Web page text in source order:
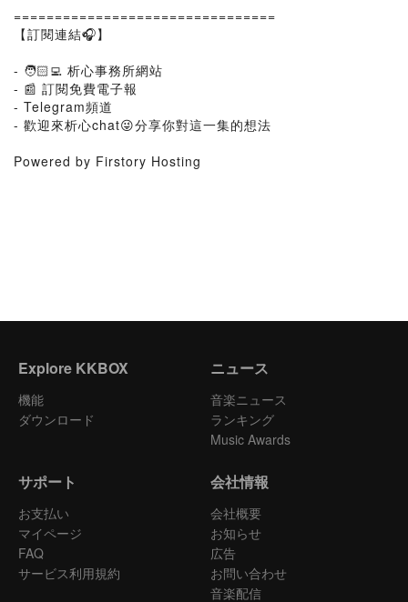
================================
【訂閱連結🎧】
- 🧑🏻‍💻 析心事務所網站
- 📰 訂閱免費電子報
- Telegram頻道
- 歡迎來析心chat😜分享你對這一集的想法
Powered by Firstory Hosting
Explore KKBOX
機能
ダウンロード
ニュース
音楽ニュース
ランキング
Music Awards
サポート
お支払い
マイページ
FAQ
サービス利用規約
会社情報
会社概要
お知らせ
広告
お問い合わせ
音楽配信